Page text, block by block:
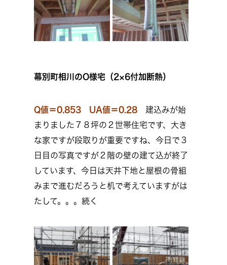
幕別町相川のO様宅（2×6付加断熱）
Q値＝0.853 UA値＝0.28
建込みが始
まりました７８坪の２世帯住宅です、大き
な家ですが段取りが重要ですね、今日で３
日目の写真ですが２階の壁の建て込が終了
しています、今日は天井下地と屋根の骨組
みまで進むだろうと机で考えていますがは
たして。。。続く